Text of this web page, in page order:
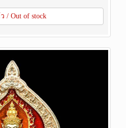
/ Out of stock